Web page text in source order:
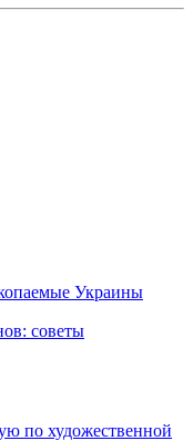
Украины
советы
по художественной